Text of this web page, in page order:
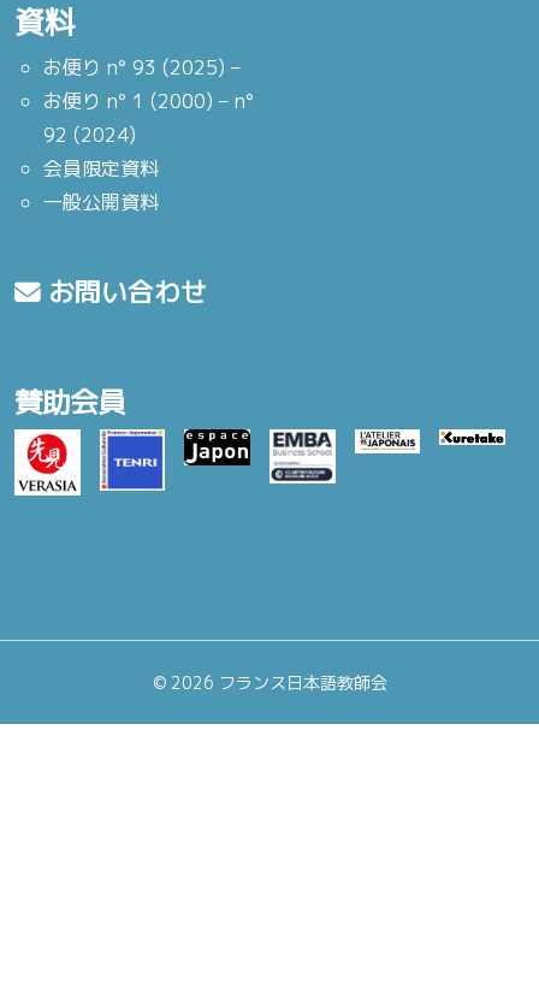
資料
お便り n° 93 (2025) –
お便り n° 1 (2000) – n°
92 (2024)
会員限定資料
一般公開資料
お問い合わせ
賛助会員
©2026 フランス日本語教師会